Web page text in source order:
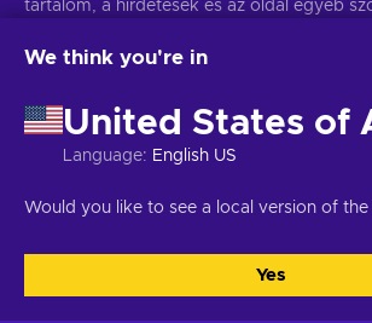
Get personalized game deals
information
tartalom, a hirdetések és az oldal egyéb
hirdetések személyre szabásához is
ahhoz, hogy az Eneba és partnerei ezeket
használják. Hozzájárulását a
módosíthatja.
fel az Ön adatait, a Google Business Safety
We think you're in
United States of
Language: English US
Would you like to see a local version of the
Yes